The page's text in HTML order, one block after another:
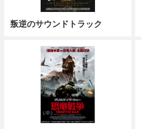
叛逆のサウンドトラック